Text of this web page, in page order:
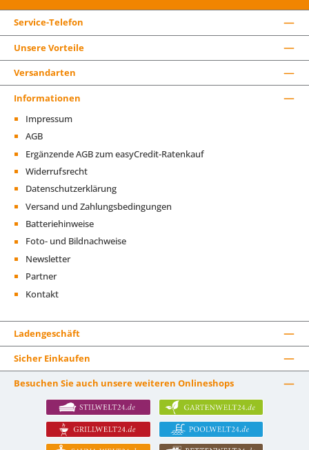
Service-Telefon
Unsere Vorteile
Versandarten
Informationen
Impressum
AGB
Ergänzende AGB zum easyCredit-Ratenkauf
Widerrufsrecht
Datenschutzerklärung
Versand und Zahlungsbedingungen
Batteriehinweise
Foto- und Bildnachweise
Newsletter
Partner
Kontakt
Ladengeschäft
Sicher Einkaufen
Besuchen Sie auch unsere weiteren Onlineshops